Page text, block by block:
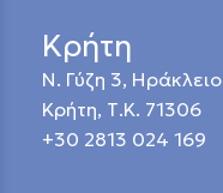
Κρήτη
Ν. Γύζη 3, Ηράκλειο
Κρήτη, Τ.Κ. 71306
+30 2813 024 169